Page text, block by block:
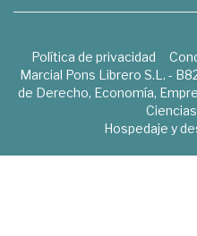
Política de privacidad
Marcial Pons Librero S.L. -
de Derecho, Economía,
Hospedaje y